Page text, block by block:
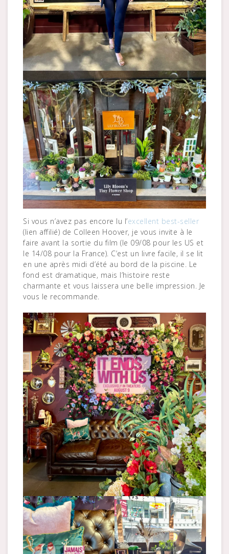
Si vous n’avez pas encore lu l’excellent best-seller
(lien affilié) de Colleen Hoover, je vous invite à le
faire avant la sortie du film (le 09/08 pour les US et
le 14/08 pour la France). C’est un livre facile, il se lit
en une après midi d’été au bord de la piscine. Le
fond est dramatique, mais l’histoire reste
charmante et vous laissera une belle impression. Je
vous le recommande.